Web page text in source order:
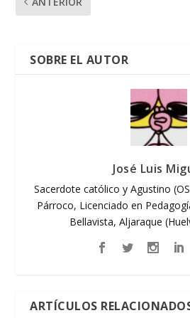
SOBRE EL AUTOR
José Luis
Sacerdote católico y Agustino
Párroco, Licenciado en
Bellavista, Aljaraque
ARTÍCULOS